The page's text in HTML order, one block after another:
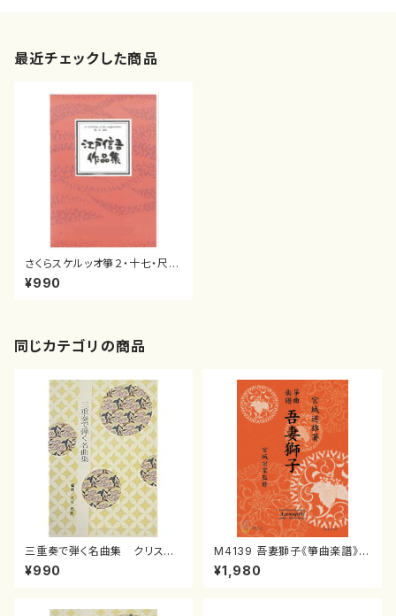
最近チェックした商品
さくらスケルッオ箏２・十七・尺
八・江戸 信吾
¥990
同じカテゴリの商品
三重奏で弾く名曲集 クリスマ
スメドレー( 箏2/大平光美 編
曲/楽譜）
¥990
M4139 吾妻獅子《箏曲楽譜》
（箏/宮城道雄著・宮城宗家監修/
箏曲古典楽譜）
¥1,980